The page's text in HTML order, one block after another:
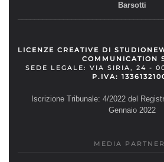
Barsotti
LICENZE CREATIVE DI
COMMUNICATION
SEDE LEGALE: VIA SIRIA, 24 -
P.IVA:
Iscrizione Tribunale: 4/2022 del
Gennaio 2022
MEDIA